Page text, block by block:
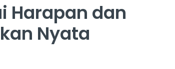
Harapan dan
Nyata